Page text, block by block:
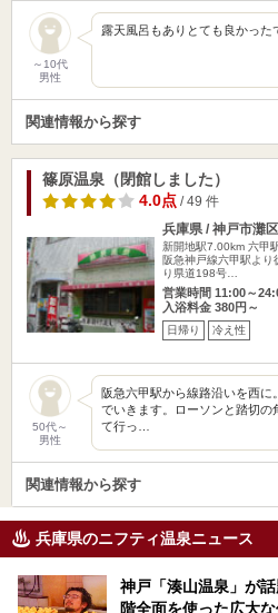
～10代
男性
露天風呂もありとても良かった
関連情報から探す
篠原温泉（閉館しました）
4.0点/ 49 件
兵庫県 / 神戸市灘区
新開地駅7.00km 六甲
阪急神戸線六甲駅より
り県道198号…
営業時間 11:00～
入浴料金 380円～
日帰り 冷え性
50代～
男性
阪急六甲駅から線路沿いを西に
でいきます。ローソンと踏切の
て行っ…
関連情報から探す
兵庫県のニフティ温泉ニュース
神戸「湊山温泉」が
階全面を使った広大